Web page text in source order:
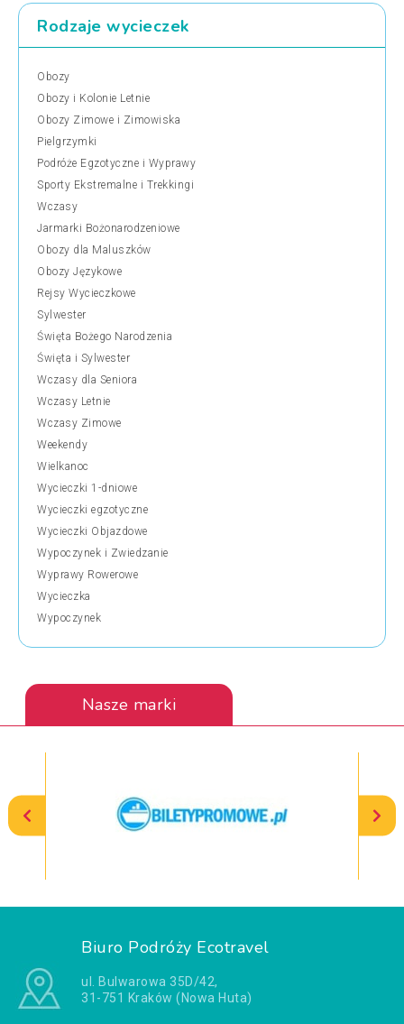
Rodzaje wycieczek
Obozy
Obozy i Kolonie Letnie
Obozy Zimowe i Zimowiska
Pielgrzymki
Podróże Egzotyczne i Wyprawy
Sporty Ekstremalne i Trekkingi
Wczasy
Jarmarki Bożonarodzeniowe
Obozy dla Maluszków
Obozy Językowe
Rejsy Wycieczkowe
Sylwester
Święta Bożego Narodzenia
Święta i Sylwester
Wczasy dla Seniora
Wczasy Letnie
Wczasy Zimowe
Weekendy
Wielkanoc
Wycieczki 1-dniowe
Wycieczki egzotyczne
Wycieczki Objazdowe
Wypoczynek i Zwiedzanie
Wyprawy Rowerowe
Wycieczka
Wypoczynek
Nasze marki
Biuro Podróży Ecotravel
ul. Bulwarowa 35D/42,
31-751 Kraków (Nowa Huta)